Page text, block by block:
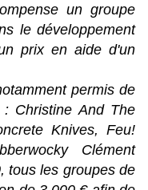
un groupe
le développement
prix en aide d'un
permis de
Christine And The
Knives, Feu!
Clément
tous les groupes de